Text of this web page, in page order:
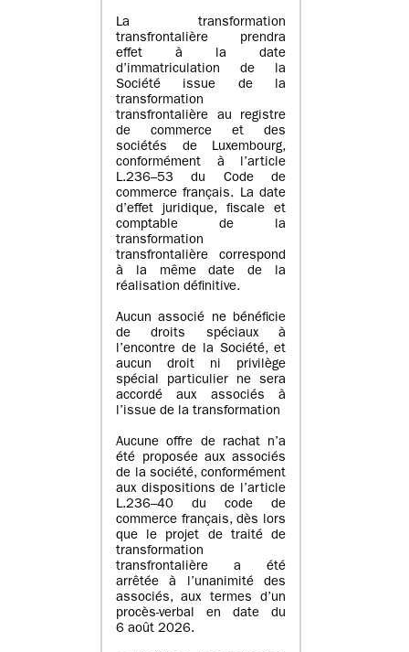
La transformation
transfrontalière prendra
effet à la date
d’immatriculation de la
Société issue de la
transformation
transfrontalière au registre
de commerce et des
sociétés de Luxembourg,
conformément à l’article
L.236–53 du Code de
commerce français. La date
d’effet juridique, fiscale et
comptable de la
transformation
transfrontalière correspond
à la même date de la
réalisation définitive.
Aucun associé ne bénéficie
de droits spéciaux à
l’encontre de la Société, et
aucun droit ni privilège
spécial particulier ne sera
accordé aux associés à
l’issue de la transformation
Aucune offre de rachat n’a
été proposée aux associés
de la société, conformément
aux dispositions de l’article
L.236–40 du code de
commerce français, dès lors
que le projet de traité de
transformation
transfrontalière a été
arrêtée à l’unanimité des
associés, aux termes d’un
procès-verbal en date du
6 août 2026.